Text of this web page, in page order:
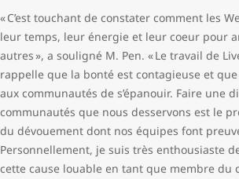
« C’est touchant de constater comment les
leur temps, leur énergie et leur coeur pour
autres », a souligné M. Pen. « Le travail de
rappelle que la bonté est contagieuse et
aux communautés de s’épanouir. Faire une
communautés que nous desservons est le
du dévouement dont nos équipes font
Personnellement, je suis très enthousiaste
cette cause louable en tant que membre du